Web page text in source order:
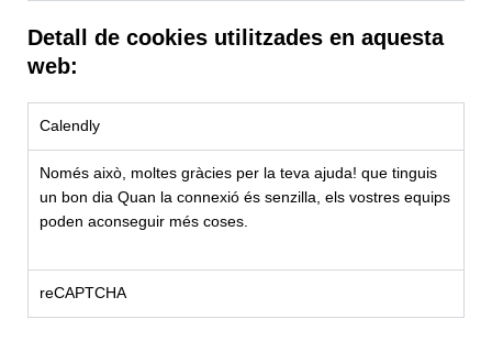
Detall de cookies utilitzades en aquesta
web:
Calendly
Només això, moltes gràcies per la teva ajuda! que tinguis
un bon dia Quan la connexió és senzilla, els vostres equips
poden aconseguir més coses.
reCAPTCHA